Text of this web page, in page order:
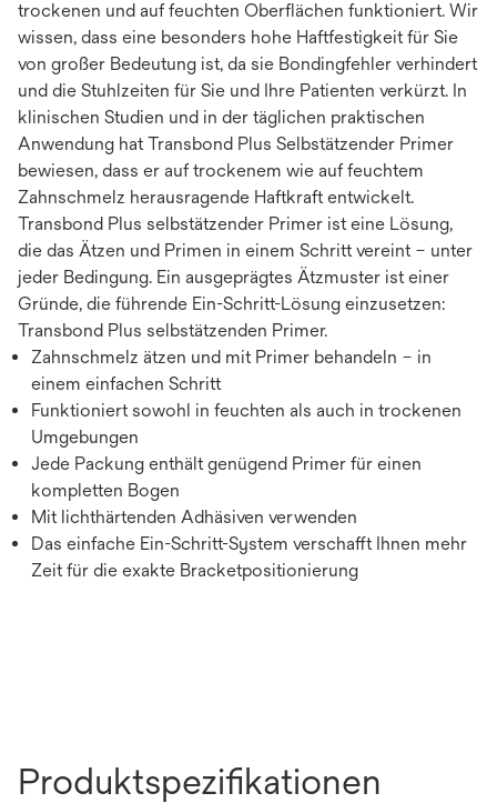
trockenen und auf feuchten Oberflächen funktioniert. Wir
wissen, dass eine besonders hohe Haftfestigkeit für Sie
von großer Bedeutung ist, da sie Bondingfehler verhindert
und die Stuhlzeiten für Sie und Ihre Patienten verkürzt. In
klinischen Studien und in der täglichen praktischen
Anwendung hat Transbond Plus Selbstätzender Primer
bewiesen, dass er auf trockenem wie auf feuchtem
Zahnschmelz herausragende Haftkraft entwickelt.
Transbond Plus selbstätzender Primer ist eine Lösung,
die das Ätzen und Primen in einem Schritt vereint – unter
jeder Bedingung. Ein ausgeprägtes Ätzmuster ist einer
Gründe, die führende Ein-Schritt-Lösung einzusetzen:
Transbond Plus selbstätzenden Primer.
Zahnschmelz ätzen und mit Primer behandeln – in
einem einfachen Schritt
Funktioniert sowohl in feuchten als auch in trockenen
Umgebungen
Jede Packung enthält genügend Primer für einen
kompletten Bogen
Mit lichthärtenden Adhäsiven verwenden
Das einfache Ein-Schritt-System verschafft Ihnen mehr
Zeit für die exakte Bracketpositionierung
Produktspezifikationen